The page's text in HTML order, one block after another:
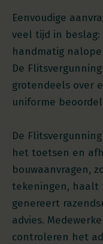
Eenvoudige
veel tijd in
handmatig
De
grotendeels over
uniforme
De
het toetsen en
bouwaanvragen,
tekeningen, haalt
genereert
advies.
controleren het